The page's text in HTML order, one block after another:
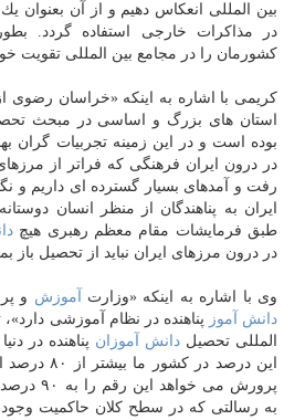
بین المللی انعكاس دهیم و از آن بعنوان
در مذاكرات خارجی استفاده گردد.
كشورمان را در مجامع بین المللی تقویت
كریمی با اشاره به اینكه «خراسان رضوی
استان های بزرگ و اساسی در مبحث
بوده است و در این زمینه تجربیات گران
در درون ایران فرهنگی كه فراتر از
رفت و آمدهای بسیار گسترده ای داریم و
ایران به پناهندگان از منظر انسان
طبق فرمایشات مقام معظم رهبری هیچ
در درون مرزهای ایران نباید از تحصیل باز
وی با اشاره به اینكه «وزارت آموزش و
دانش آموز پناهنده در نظام آموزشی
المللی تحصیل دانش آموزان
این درصد در كشور ما بیشتر از ۸۰ درصد است و
پرورش می
به رسالتی كه در سطح كلان حاكمیت وجود